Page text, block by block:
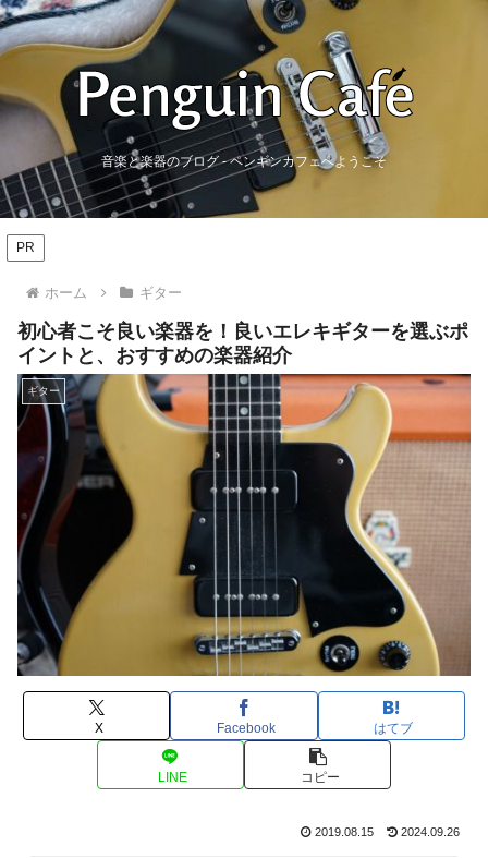
音楽と楽器のブログ - ペンギンカフェへようこそ
PR
ホーム ギター
初心者こそ良い楽器を！良いエレキギターを選ぶポ
イントと、おすすめの楽器紹介
ギター
X Facebook はてブ
LINE コピー
2019.08.15 2024.09.26